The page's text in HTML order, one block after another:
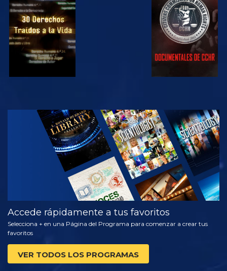
VE VE
VE
EXPLORA LAS
SERIES
Accede rápidamente a tus favoritos
Selecciona + en una Página del Programa para comenzar a crear tus
favoritos
VER TODOS LOS PROGRAMAS